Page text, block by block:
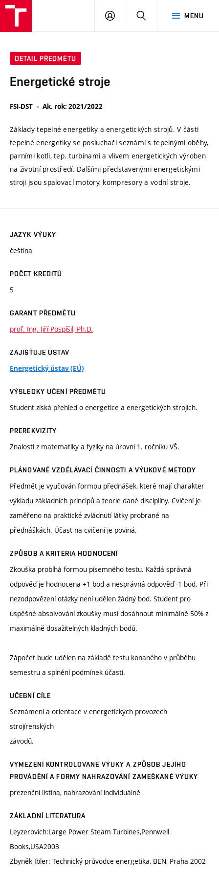
MENU
PŘIHLÁSIT
DETAIL PŘEDMĚTU
Energetické stroje
FSI-DST Ak. rok: 2021/2022
Základy tepelné energetiky a energetických strojů. V části
tepelné energetiky se posluchači seznámí s tepelnými oběhy,
parními kotli, tep. turbinami a vlivem energetických výroben
na životní prostředí. Dalšími představenými energetickými
stroji jsou spalovací motory, kompresory a vodní stroje.
JAZYK VÝUKY
čeština
POČET KREDITŮ
5
GARANT PŘEDMĚTU
prof. Ing. Jiří Pospíšil, Ph.D.
ZAJIŠŤUJE ÚSTAV
Energetický ústav (EÚ)
VÝSLEDKY UČENÍ PŘEDMĚTU
Student získá přehled o energetice a energetických strojích.
PREREKVIZITY
Znalosti z matematiky a fyziky na úrovni 1. ročníku VŠ.
PLÁNOVANÉ VZDĚLÁVACÍ ČINNOSTI A VÝUKOVÉ METODY
Předmět je vyučován formou přednášek, které mají charakter
výkladu základních principů a teorie dané disciplíny. Cvičení je
zaměřeno na praktické zvládnutí látky probrané na
přednáškách. Účast na cvičení je poviná.
ZPŮSOB A KRITÉRIA HODNOCENÍ
Zkouška probíhá formou písemného testu. Každá správná
odpověď je hodnocena +1 bod a nesprávná odpověď -1 bod. Při
nezodpovězení otázky není udělen žádný bod. Student pro
úspěšné absolvování zkoušky musí dosáhnout minimálně 50% z
maximálně dosažitelných kladných bodů.
Zápočet bude udělen na základě testu konaného v průběhu
semestru a splnění podmínek účasti.
UČEBNÍ CÍLE
Seznámení a orientace v energetických provozech
strojírenských
závodů.
VYMEZENÍ KONTROLOVANÉ VÝUKY A ZPŮSOB JEJÍHO
PROVÁDĚNÍ A FORMY NAHRAZOVÁNÍ ZAMEŠKANÉ VÝUKY
prezenční listina, nahrazování individuálně
ZÁKLADNÍ LITERATURA
Leyzerovich:Large Power Steam Turbines,Pennwell
Books,USA2003
Zbyněk Ibler: Technický průvodce energetika, BEN, Praha 2002